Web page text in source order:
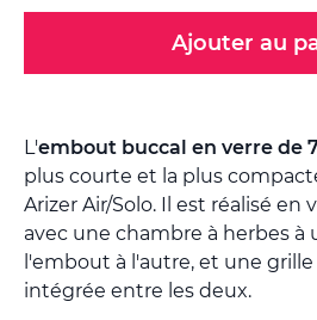
Ajouter au
L'embout buccal en verre de
plus courte et la plus
Arizer Air/Solo. Il est réalisé en
avec une chambre à herbes à
l'embout à l'autre, et une
intégrée entre les deux.